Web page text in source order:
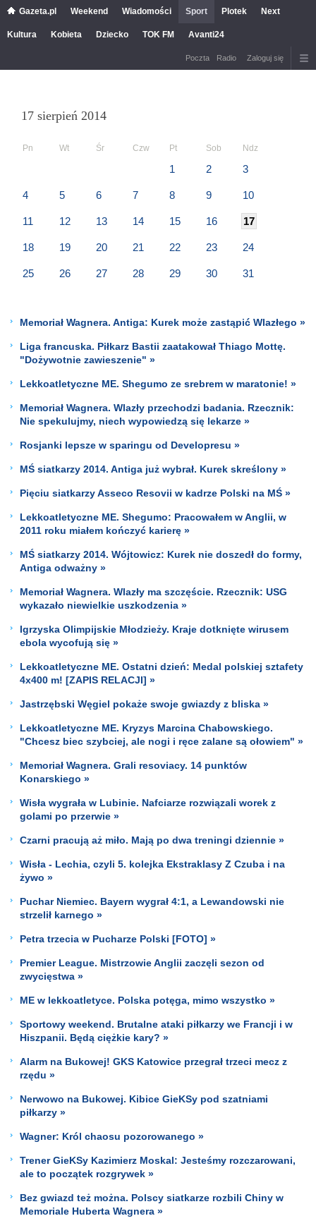
Gazeta.pl Weekend Wiadomości Sport Plotek Next
Kultura Kobieta Dziecko TOK FM Avanti24
Poczta Radio Zaloguj się
17 sierpień 2014
Pn Wt Śr Czw Pt Sob Ndz
1 2 3
4 5 6 7 8 9 10
11 12 13 14 15 16 17
18 19 20 21 22 23 24
25 26 27 28 29 30 31
Memoriał Wagnera. Antiga: Kurek może zastąpić Wlazłego »
Liga francuska. Piłkarz Bastii zaatakował Thiago Mottę.
"Dożywotnie zawieszenie" »
Lekkoatletyczne ME. Shegumo ze srebrem w maratonie! »
Memoriał Wagnera. Wlazły przechodzi badania. Rzecznik:
Nie spekulujmy, niech wypowiedzą się lekarze »
Rosjanki lepsze w sparingu od Developresu »
MŚ siatkarzy 2014. Antiga już wybrał. Kurek skreślony »
Pięciu siatkarzy Asseco Resovii w kadrze Polski na MŚ »
Lekkoatletyczne ME. Shegumo: Pracowałem w Anglii, w
2011 roku miałem kończyć karierę »
MŚ siatkarzy 2014. Wójtowicz: Kurek nie doszedł do formy,
Antiga odważny »
Memoriał Wagnera. Wlazły ma szczęście. Rzecznik: USG
wykazało niewielkie uszkodzenia »
Igrzyska Olimpijskie Młodzieży. Kraje dotknięte wirusem
ebola wycofują się »
Lekkoatletyczne ME. Ostatni dzień: Medal polskiej sztafety
4x400 m! [ZAPIS RELACJI] »
Jastrzębski Węgiel pokaże swoje gwiazdy z bliska »
Lekkoatletyczne ME. Kryzys Marcina Chabowskiego.
"Chcesz biec szybciej, ale nogi i ręce zalane są ołowiem" »
Memoriał Wagnera. Grali resoviacy. 14 punktów
Konarskiego »
Wisła wygrała w Lubinie. Nafciarze rozwiązali worek z
golami po przerwie »
Czarni pracują aż miło. Mają po dwa treningi dziennie »
Wisła - Lechia, czyli 5. kolejka Ekstraklasy Z Czuba i na
żywo »
Puchar Niemiec. Bayern wygrał 4:1, a Lewandowski nie
strzelił karnego »
Petra trzecia w Pucharze Polski [FOTO] »
Premier League. Mistrzowie Anglii zaczęli sezon od
zwycięstwa »
ME w lekkoatletyce. Polska potęga, mimo wszystko »
Sportowy weekend. Brutalne ataki piłkarzy we Francji i w
Hiszpanii. Będą ciężkie kary? »
Alarm na Bukowej! GKS Katowice przegrał trzeci mecz z
rzędu »
Nerwowo na Bukowej. Kibice GieKSy pod szatniami
piłkarzy »
Wagner: Król chaosu pozorowanego »
Trener GieKSy Kazimierz Moskal: Jesteśmy rozczarowani,
ale to początek rozgrywek »
Bez gwiazd też można. Polscy siatkarze rozbili Chiny w
Memoriale Huberta Wagnera »